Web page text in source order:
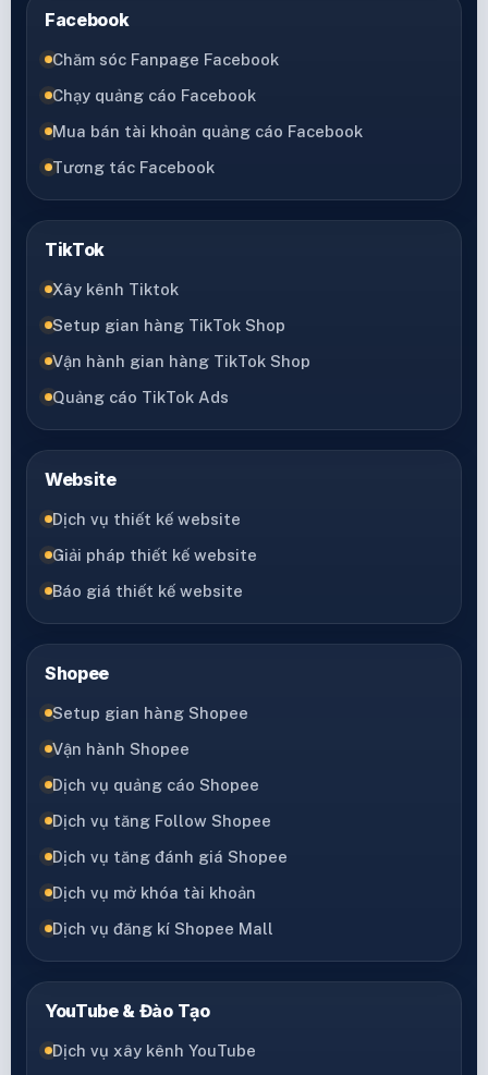
Facebook
Chăm sóc Fanpage Facebook
Chạy quảng cáo Facebook
Mua bán tài khoản quảng cáo Facebook
Tương tác Facebook
TikTok
Xây kênh Tiktok
Setup gian hàng TikTok Shop
Vận hành gian hàng TikTok Shop
Quảng cáo TikTok Ads
Website
Dịch vụ thiết kế website
Giải pháp thiết kế website
Báo giá thiết kế website
Shopee
Setup gian hàng Shopee
Vận hành Shopee
Dịch vụ quảng cáo Shopee
Dịch vụ tăng Follow Shopee
Dịch vụ tăng đánh giá Shopee
Dịch vụ mở khóa tài khoản
Dịch vụ đăng kí Shopee Mall
YouTube & Đào Tạo
Dịch vụ xây kênh YouTube